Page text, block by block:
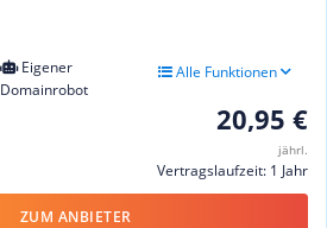
Eigener
Domainrobot
Alle Funktionen
20,95 €
jährl.
Vertragslaufzeit: 1 Jahr
ZUM ANBIETER